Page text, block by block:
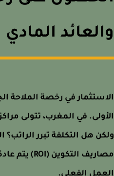
المادي
في المغرب، تتولى
هل التكلفة تبرر الراتب؟
الفعلي.